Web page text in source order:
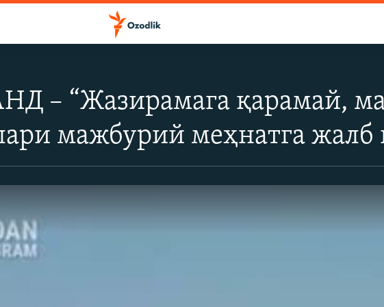
– “Жазирамага қарамай,
мажбурий меҳнатга жалб